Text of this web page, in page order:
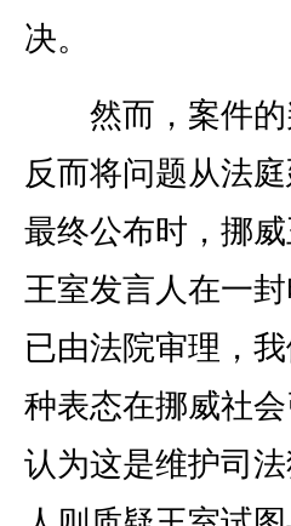
决。
然而，案件的
反而将问题从法
最终公布时，挪
王室发言人在一
已由法院审理，
种表态在挪威社
认为这是维护司